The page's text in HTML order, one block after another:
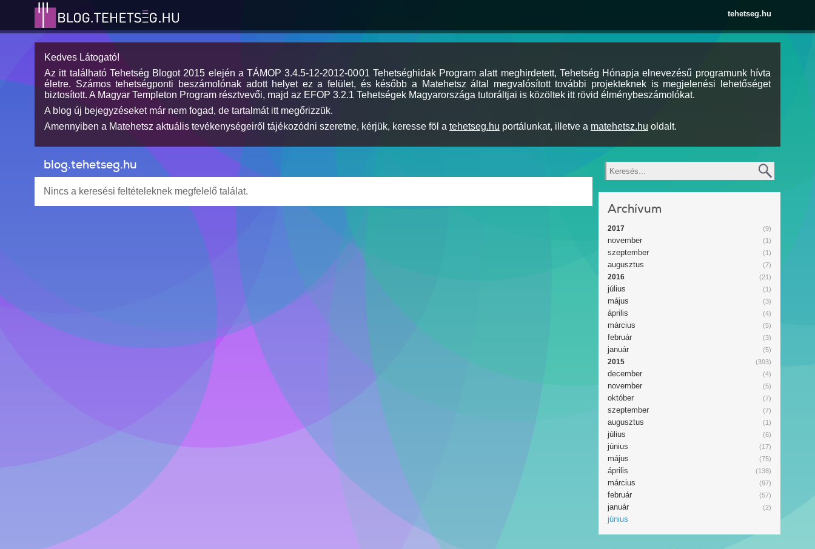
tehetseg.hu
Kedves Látogató!
Az itt található Tehetség Blogot 2015 elején a TÁMOP 3.4.5-12-2012-0001 Tehetséghidak Program alatt meghirdetett, Tehetség Hónapja elnevezésű programunk hívta
életre. Számos tehetségponti beszámolónak adott helyet ez a felület, és később a Matehetsz által megvalósított további projekteknek is megjelenési lehetőséget
biztosított. A Magyar Templeton Program résztvevői, majd az EFOP 3.2.1 Tehetségek Magyarországa tutoráltjai is közöltek itt rövid élménybeszámolókat.
A blog új bejegyzéseket már nem fogad, de tartalmát itt megőrizzük.
Amennyiben a Matehetsz aktuális tevékenységeiről tájékozódni szeretne, kérjük, keresse föl a tehetseg.hu portálunkat, illetve a matehetsz.hu oldalt.
blog.tehetseg.hu
Nincs a keresési feltételeknek megfelelő találat.
Keresés
Archívum
(9)
2017
(1)
november
(1)
szeptember
(7)
augusztus
(21)
2016
(1)
július
(3)
május
(4)
április
(5)
március
(3)
február
(5)
január
(393)
2015
(4)
december
(5)
november
(7)
október
(7)
szeptember
(1)
augusztus
(6)
július
(17)
június
(75)
május
(138)
április
(97)
március
(57)
február
(2)
január
június